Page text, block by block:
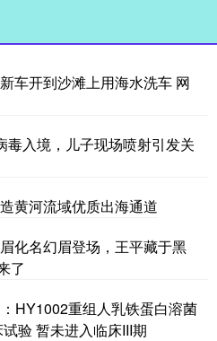
车开到沙滩上用海水洗车 网
入境，儿子现场喷射引发关
黄河流域优质出海通道
化名幻眉登场，王平藏于黑
了
HY1002重组人乳铁蛋白溶菌
验 暂未进入临床III期